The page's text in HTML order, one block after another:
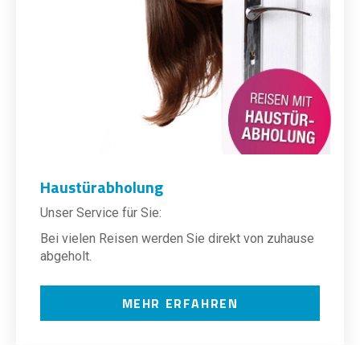
Haustürabholung
Unser Service für Sie:
Bei vielen Reisen werden Sie direkt von zuhause
abgeholt.
MEHR ERFAHREN